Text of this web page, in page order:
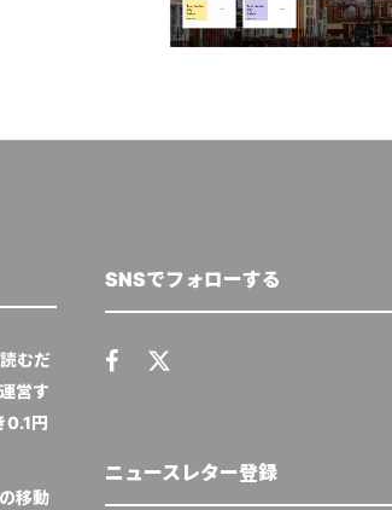
むだ
営す
0.1円
移動
SNSでフォローする
ニュースレター登録